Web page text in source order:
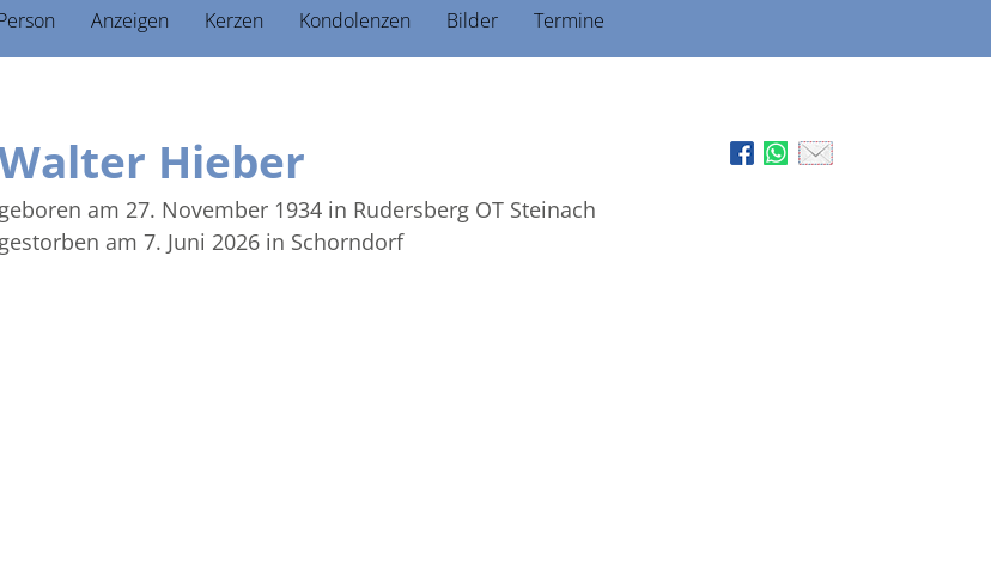
Anzeigen Kerzen Kondolenzen Bilder Termine
Hieber
geboren am 27. November 1934 in Rudersberg OT Steinach
gestorben am 7. Juni 2026 in Schorndorf